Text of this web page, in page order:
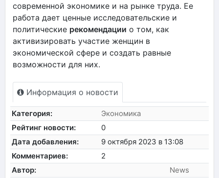
современной экономике и на рынке труда. Ее
работа дает ценные исследовательские и
политические рекомендации о том, как
активизировать участие женщин в
экономической сфере и создать равные
возможности для них.
Информация о новости
Категория:
Экономика
Рейтинг новости:
0
Дата добавления:
9 октября 2023 в 13:08
Комментариев:
2
Автор:
News